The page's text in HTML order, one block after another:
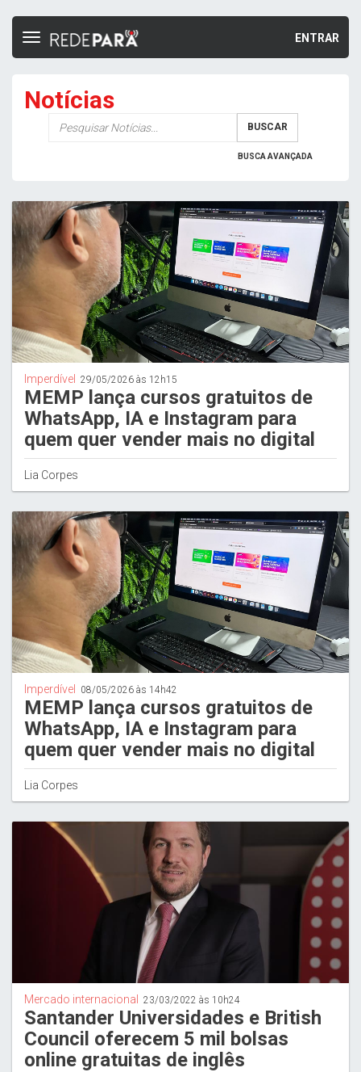
ENTRAR
Toggle
Notícias
BUSCAR
BUSCA AVANÇADA
Imperdível 29/05/2026 às 12h15
MEMP lança cursos gratuitos de
WhatsApp, IA e Instagram para
quem quer vender mais no digital
Lia Corpes
Imperdível 08/05/2026 às 14h42
MEMP lança cursos gratuitos de
WhatsApp, IA e Instagram para
quem quer vender mais no digital
Lia Corpes
Mercado internacional 23/03/2022 às 10h24
Santander Universidades e British
Council oferecem 5 mil bolsas
online gratuitas de inglês